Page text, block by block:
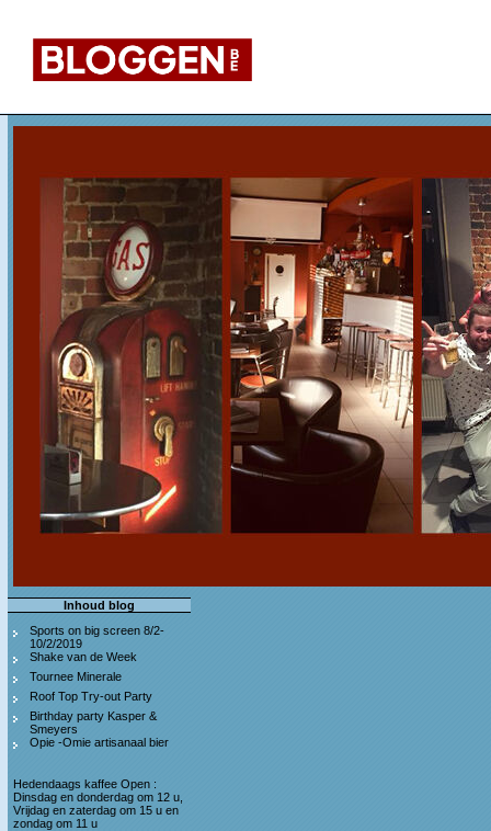
Inhoud blog
Sports on big screen 8/2-
10/2/2019
Shake van de Week
Tournee Minerale
Roof Top Try-out Party
Birthday party Kasper &
Smeyers
Opie -Omie artisanaal bier
Hedendaags kaffee Open :
Dinsdag en donderdag om 12 u,
Vrijdag en zaterdag om 15 u en
zondag om 11 u